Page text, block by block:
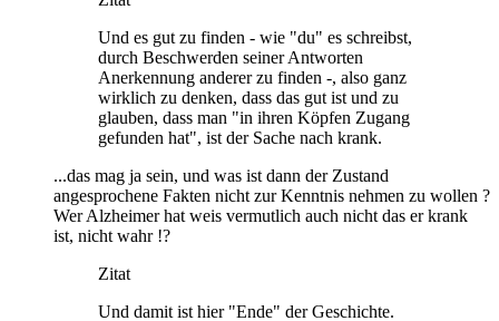
Und es gut zu finden - wie "du" es schreibst,
durch Beschwerden seiner Antworten
Anerkennung anderer zu finden -, also ganz
wirklich zu denken, dass das gut ist und zu
glauben, dass man "in ihren Köpfen Zugang
gefunden hat", ist der Sache nach krank.
...das mag ja sein, und was ist dann der Zustand
angesprochene Fakten nicht zur Kenntnis nehmen zu wollen ?
Wer Alzheimer hat weis vermutlich auch nicht das er krank
ist, nicht wahr !?
Zitat
Und damit ist hier "Ende" der Geschichte.